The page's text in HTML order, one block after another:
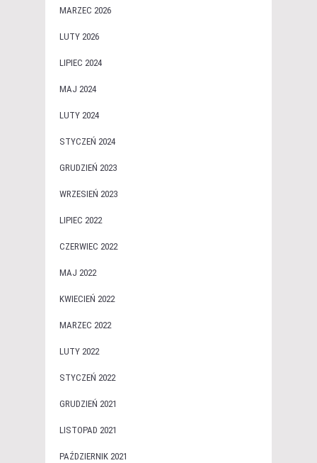
MARZEC 2026
LUTY 2026
LIPIEC 2024
MAJ 2024
LUTY 2024
STYCZEŃ 2024
GRUDZIEŃ 2023
WRZESIEŃ 2023
LIPIEC 2022
CZERWIEC 2022
MAJ 2022
KWIECIEŃ 2022
MARZEC 2022
LUTY 2022
STYCZEŃ 2022
GRUDZIEŃ 2021
LISTOPAD 2021
PAŹDZIERNIK 2021